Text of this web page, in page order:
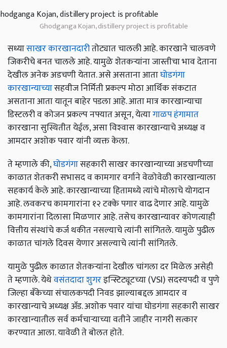
Ghodganga Kojan, distillery project is profitable
सध्यासाखर कारखानदारीतोट्यात चालली आहे. कारखाने चालवणे
जिकरीचे बनत चालले आहे. यामुळे शेतकऱ्यांना जास्तीचा भाव देताना
देखील अनेक अडचणी येतात. असे असताना आताघोडगंगा
कारखान्याच्यासहवीज निर्मिती प्रकल्प मोठा आर्थिक संकटात
असताना आता यातून बाहेर पडला आहे. आता मात्र कारखान्याचा
डिस्टलरी व कोजन प्रकल्प नफ्यात असून, येत्यागाळप हंगामात
कारखाना सुस्थितीत येईल, असा विश्‍वास कारखान्याचे अध्यक्ष व
आमदार अशोक पवार यांनी व्यक्त केला.
ते म्हणाले की,घोडगंगासहकारी साखर कारखान्याच्या अडचणीच्या
काळात शेतकरी सभासद व कामगार वर्गाने वेळोवेळी कारखान्याला
सहकार्य केले आहे. कारखान्याच्या हितामध्ये त्यांचे मोलाचे योगदान
आहे. लवकरच कामगारांना १२ टक्के पगार वाढ देणार आहे. यामुळे
कामगारांना दिलासा मिळणार आहे. तसेच कारखान्यावर कोणत्याही
वित्तीय संस्थांचे कर्ज थकीत नसल्याचे त्यांनी सांगितले. यामुळे पुढील
काळात चांगले दिवस येणार असल्याचे त्यांनी सांगितले.
यामुळे पुढील काळात शेतकऱ्यांना देखील चांगला दर मिळेल असेही
ते म्हणाले. येथेवसंतदादा शुगरइन्स्टिट्यूटच्या (VSI) सदस्यपदी व पुणे
जिल्हा बँकेच्या संचालकपदी निवड झाल्याबद्दल आमदार व
कारखान्याचे अध्यक्ष ॲड. अशोक पवार यांचा घोडगंगा सहकारी साखर
कारखान्यातील सर्व कर्मचाऱ्याच्या वतीने जाहीर नागरी सत्कार
करण्यात आला. यावेळी ते बोलत होते.